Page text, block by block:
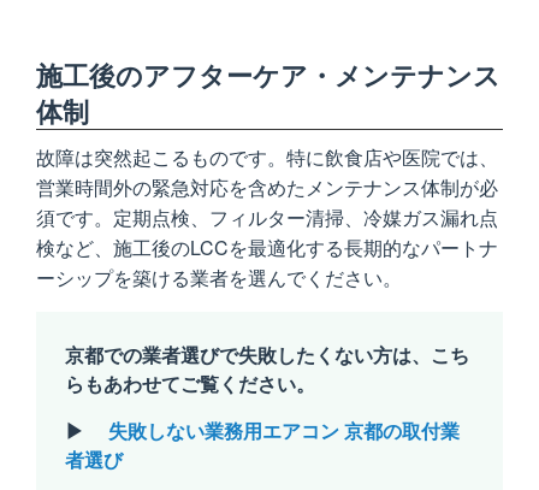
施工後のアフターケア・メンテナンス
体制
故障は突然起こるものです。特に飲食店や医院では、
営業時間外の緊急対応を含めたメンテナンス体制が必
須です。定期点検、フィルター清掃、冷媒ガス漏れ点
検など、施工後のLCCを最適化する長期的なパートナ
ーシップを築ける業者を選んでください。
京都での業者選びで失敗したくない方は、こち
らもあわせてご覧ください。
▶
失敗しない業務用エアコン 京都の取付業
者選び